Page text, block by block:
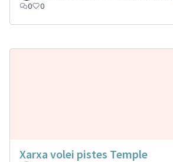
0
0
Xarxa volei pistes Temple